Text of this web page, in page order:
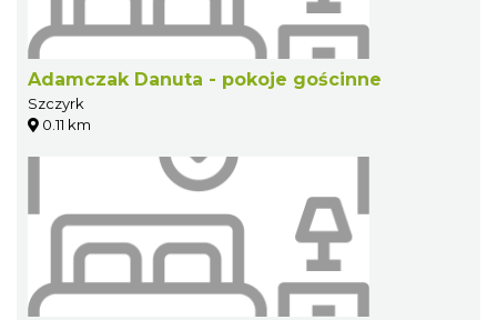
Adamczak Danuta - pokoje gościnne
Szczyrk
0.11 km